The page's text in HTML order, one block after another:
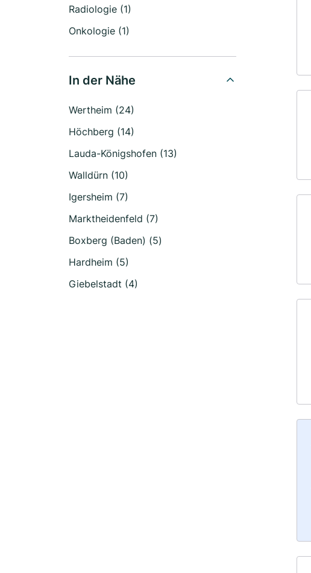
Radiologie (1)
Onkologie (1)
In der Nähe
Wertheim (24)
Höchberg (14)
Lauda-Königshofen (13)
Walldürn (10)
Igersheim (7)
Marktheidenfeld (7)
Boxberg (Baden) (5)
Hardheim (5)
Giebelstadt (4)